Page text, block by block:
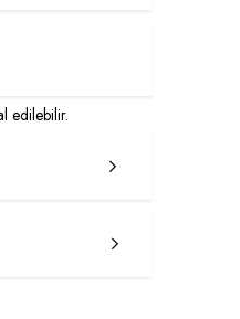
edilebilir.